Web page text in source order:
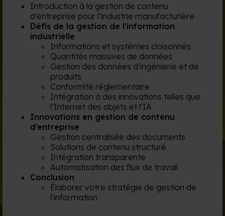
Introduction à la gestion de contenu
d’entreprise pour l’industrie manufacturière
Défis de la gestion de l’information
industrielle
Informations et systèmes cloisonnés
Quantités massives de données
Gestion des données d’ingénierie et de
produits
Conformité réglementaire
Intégration à des innovations telles que
l’Internet des objets et l’IA
Innovations en gestion de contenu
d’entreprise
Gestion centralisée des documents
Solutions de contenu structuré
Intégration transparente
Automatisation des flux de travail
Conclusion
Élaborer votre stratégie de gestion de
l’information